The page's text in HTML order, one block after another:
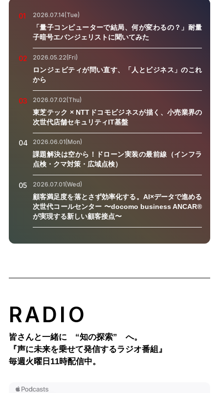
01 2026.07.14(Tue)
「量子コンピューターで結局、何が変わるの？」耐量
子暗号エバンジェリストに聞いてみた
02 2026.05.22(Fri)
ロンジェビティが問い直す、「人とビジネス」のこれ
から
03 2026.07.02(Thu)
東芝テック × NTTドコモビジネスが描く、小売業界の
次世代店舗セキュリティIT基盤
04 2026.06.01(Mon)
課題解決は空から！ドローン実装の最前線（インフラ
点検・クマ対策・広域点検）
05 2026.07.01(Wed)
顧客満足度を落とさず効率化する。AI×データで進める
次世代コールセンター 〜docomo business ANCAR®
が実現する新しい顧客接点〜
RADIO
皆さんと一緒に “知の探索” へ。
『声に未来を乗せて発信するラジオ番組』
毎週火曜日11時配信中。